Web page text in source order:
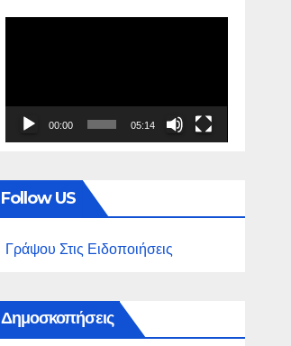
00:00 05:14
Follow US
Γράψου Στις Ειδοποιήσεις
Δημοσκοπήσεις